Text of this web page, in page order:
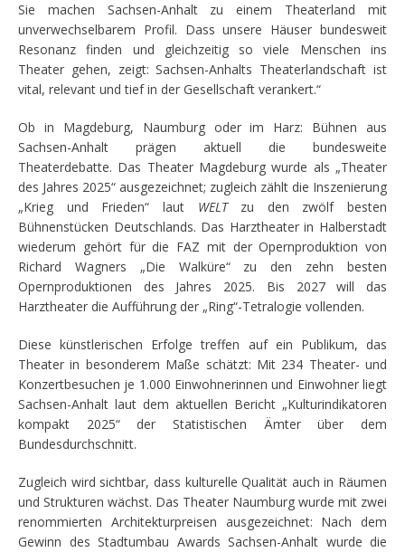
Sie machen Sachsen-Anhalt zu einem Theaterland mit
unverwechselbarem Profil. Dass unsere Häuser bundesweit
Resonanz finden und gleichzeitig so viele Menschen ins
Theater gehen, zeigt: Sachsen-Anhalts Theaterlandschaft ist
vital, relevant und tief in der Gesellschaft verankert.“
Ob in Magdeburg, Naumburg oder im Harz: Bühnen aus
Sachsen-Anhalt prägen aktuell die bundesweite
Theaterdebatte. Das Theater Magdeburg wurde als „Theater
des Jahres 2025“ ausgezeichnet; zugleich zählt die Inszenierung
„Krieg und Frieden“ laut WELTzu den zwölf besten
Bühnenstücken Deutschlands. Das Harztheater in Halberstadt
wiederum gehört für die FAZ mit der Opernproduktion von
Richard Wagners „Die Walküre“ zu den zehn besten
Opernproduktionen des Jahres 2025. Bis 2027 will das
Harztheater die Aufführung der „Ring“-Tetralogie vollenden.
Diese künstlerischen Erfolge treffen auf ein Publikum, das
Theater in besonderem Maße schätzt: Mit 234 Theater- und
Konzertbesuchen je 1.000 Einwohnerinnen und Einwohner liegt
Sachsen-Anhalt laut dem aktuellen Bericht „Kulturindikatoren
kompakt 2025“ der Statistischen Ämter über dem
Bundesdurchschnitt.
Zugleich wird sichtbar, dass kulturelle Qualität auch in Räumen
und Strukturen wächst. Das Theater Naumburg wurde mit zwei
renommierten Architekturpreisen ausgezeichnet: Nach dem
Gewinn des Stadtumbau Awards Sachsen-Anhalt wurde die